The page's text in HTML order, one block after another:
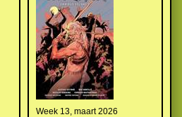
Week 13, maart 2026